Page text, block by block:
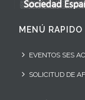
MENÚ RAPIDO
EVENTOS SES
SOLICITUD DE